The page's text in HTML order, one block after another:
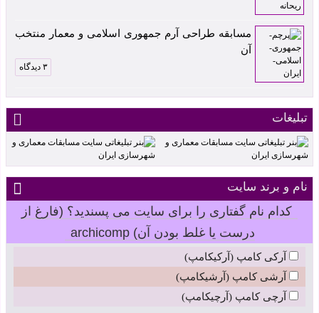
مسابقه طراحی آرم جمهوری اسلامی و معمار منتخب
آن
۳ دیدگاه
تبلیغات
نام و برند سایت
کدام نام گفتاری را برای سایت می پسندید؟ (فارغ از
درست یا غلط بودن آن) archicomp
آرکی کامپ (آرکیکامپ)
آرشی کامپ (آرشیکامپ)
آرچی کامپ (آرچیکامپ)